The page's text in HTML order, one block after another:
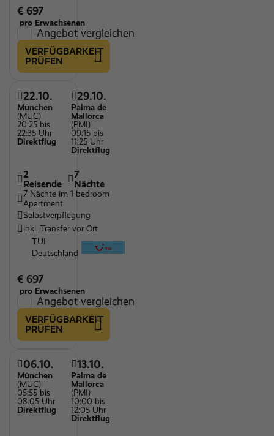
€ 697
pro Erwachsenen
Angebot vergleichen
VERFÜGBARKEIT
PRÜFEN
22.10.
München
(MUC)
20:25 bis
22:35 Uhr
Direktflug
29.10.
Palma de
Mallorca
(PMI)
09:15 bis
11:25 Uhr
Direktflug
2
Reisende
7
Nächte
7 Nächte im 1-bedroom
Apartment
Selbstverpflegung
inkl. Transfer vor Ort
TUI
Deutschland
€ 697
pro Erwachsenen
Angebot vergleichen
VERFÜGBARKEIT
PRÜFEN
06.10.
München
(MUC)
05:55 bis
08:05 Uhr
Direktflug
13.10.
Palma de
Mallorca
(PMI)
10:00 bis
12:05 Uhr
Direktflug